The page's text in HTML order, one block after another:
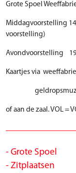
Grote Spoel
Middagvoorstelling
voorstelling)
Avondvoorstelling
Kaartjes via
of aan de zaal. VOL =
Grote Spoel
Zitplaatsen